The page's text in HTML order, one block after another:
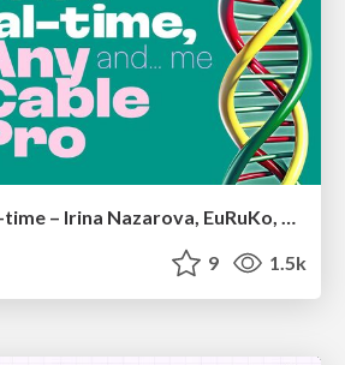
Evolution of real-time – Irina Nazarova, EuRuKo, 2024
9 1.5k